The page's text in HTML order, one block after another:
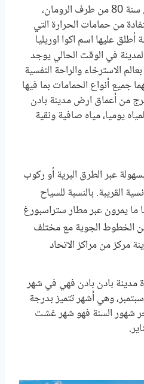
80 من طرف الرومان،
من حمامات الحرارة التي
المدينة أطلق عليها اسم اكوا اوريليا
في الوقت الحالي يوجد
الاسترخاء والراحة النفسية
جميع أنواع الحمامات بما فيها
من أعماق ارض مدينة بادن
من المياه يوميا، مياه صافية ونقية
عبر الطرق البرية أو ركوب
القريبة. بالنسبة للسياح
ما يمرون عبر مطار ستراسبورغ
الخطوط الجوية مع مختلف
مركز من مراكز الاتحاد
مدينة بادن بادن فهي في شهر
وهي أشهر تتميز بدرجة
شهور السنة فهو شهر غشت